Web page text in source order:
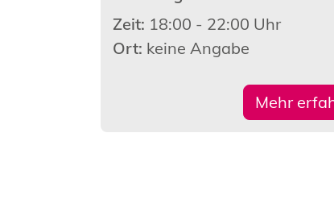
Zeit: 18:00 - 22:00 Uhr
Ort: keine Angabe
Mehr